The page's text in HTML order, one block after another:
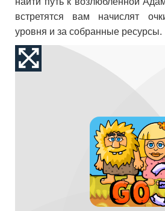
встретятся вам начислят
уровня и за собранные ресурсы.